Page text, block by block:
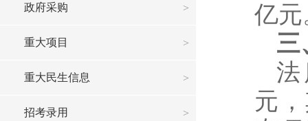
政府采购
重大项目
重大民生信息
招考录用
亿元
三
法
元